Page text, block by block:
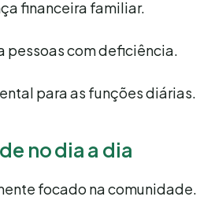
financeira familiar.
pessoas com deficiência.
para as funções diárias.
no dia a dia
focado na comunidade.